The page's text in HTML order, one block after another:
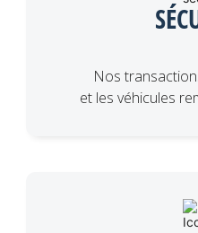
Nos
et les véhicules